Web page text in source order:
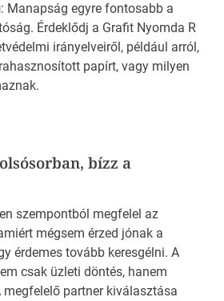
: Manapság egyre fontosabb a
Érdeklődj a Grafit Nyomda R
irányelveiről, például arról,
papírt, vagy milyen
bízz a
szempontból megfelel az
mégsem érzed jónak a
érdemes tovább keresgélni. A
csak üzleti döntés, hanem
partner kiválasztása